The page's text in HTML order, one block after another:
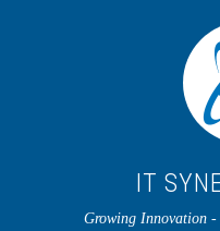
IT
Growing Innovation -